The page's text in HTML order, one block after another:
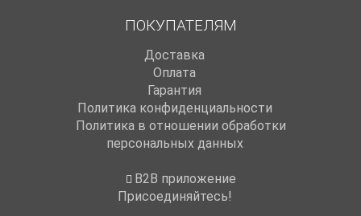
ПОКУПАТЕЛЯМ
Доставка
Оплата
Гарантия
Политика конфиденциальности
Политика в отношении обработки
персональных данных
B2B приложение
Присоединяйтесь!